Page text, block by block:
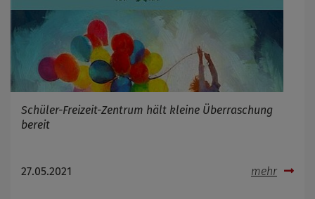
Schüler-Freizeit-Zentrum hält kleine Überraschung
bereit
27.05.2021 mehr
Name
Cookies die bei der Verwendung von
OpenWeatherAPI gesetzt werden
Anbieter
Zweck
Cookie Name
Cookie Laufzeit